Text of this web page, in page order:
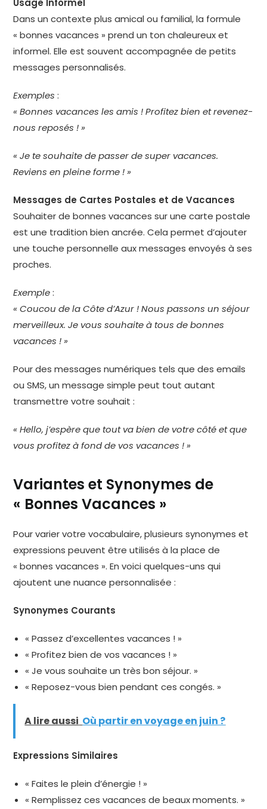
Usage Informel
Dans un contexte plus amical ou familial, la formule
« bonnes vacances » prend un ton chaleureux et
informel. Elle est souvent accompagnée de petits
messages personnalisés.
Exemples :
« Bonnes vacances les amis ! Profitez bien et revenez-
nous reposés ! »
« Je te souhaite de passer de super vacances.
Reviens en pleine forme ! »
Messages de Cartes Postales et de Vacances
Souhaiter de bonnes vacances sur une carte postale
est une tradition bien ancrée. Cela permet d’ajouter
une touche personnelle aux messages envoyés à ses
proches.
Exemple:
« Coucou de la Côte d’Azur ! Nous passons un séjour
merveilleux. Je vous souhaite à tous de bonnes
vacances ! »
Pour des messages numériques tels que des emails
ou SMS, un message simple peut tout autant
transmettre votre souhait :
« Hello, j’espère que tout va bien de votre côté et que
vous profitez à fond de vos vacances ! »
Variantes et Synonymes de
« Bonnes Vacances »
Pour varier votre vocabulaire, plusieurs synonymes et
expressions peuvent être utilisés à la place de
« bonnes vacances ». En voici quelques-uns qui
ajoutent une nuance personnalisée :
Synonymes Courants
« Passez d’excellentes vacances ! »
« Profitez bien de vos vacances ! »
« Je vous souhaite un très bon séjour. »
« Reposez-vous bien pendant ces congés. »
A lire aussi Où partir en voyage en juin ?
Expressions Similaires
« Faites le plein d’énergie ! »
« Remplissez ces vacances de beaux moments. »